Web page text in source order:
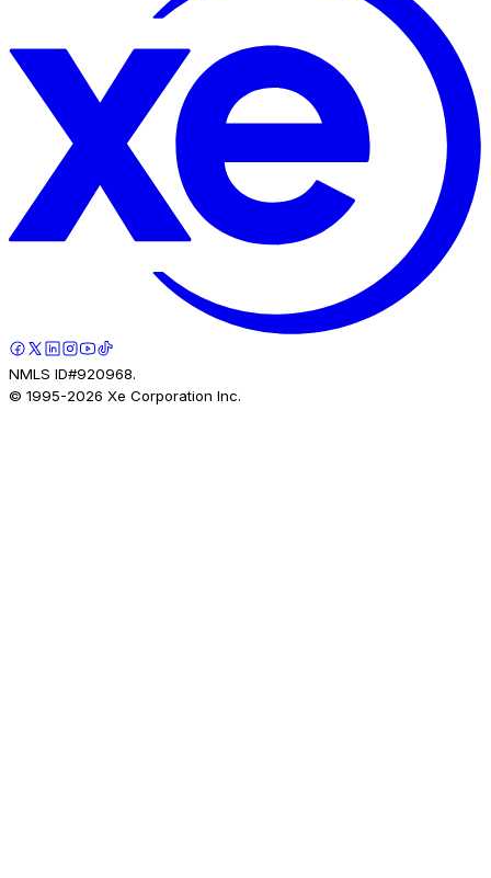
NMLS ID#920968.
© 1995-2026 Xe Corporation Inc.